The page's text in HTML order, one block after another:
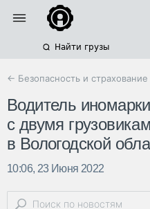
Найти грузы
← Безопасность и страхование
Водитель
с двумя
в Вологодской
10:06, 23 Июня 2022